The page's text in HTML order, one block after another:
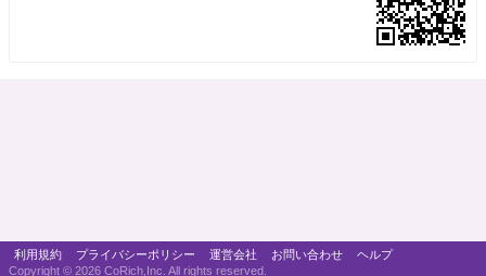
利用規約 プライバシーポリシー 運営会社 お問い合わせ
ヘルプ
Copyright © 2026 CoRich,Inc. All rights reserved.